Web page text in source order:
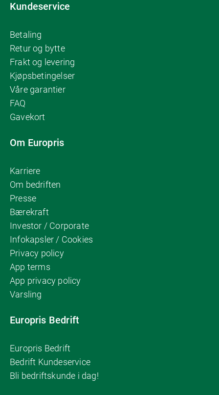
Kundeservice
Betaling
Retur og bytte
Frakt og levering
Kjøpsbetingelser
Våre garantier
FAQ
Gavekort
Om Europris
Karriere
Om bedriften
Presse
Bærekraft
Investor / Corporate
Infokapsler / Cookies
Privacy policy
App terms
App privacy policy
Varsling
Europris Bedrift
Europris Bedrift
Bedrift Kundeservice
Bli bedriftskunde i dag!